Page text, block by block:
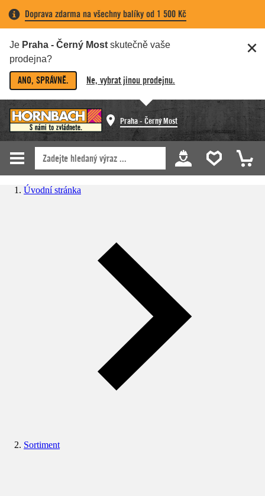
Doprava zdarma na všechny balíky od 1 500 Kč
Je Praha - Černý Most skutečně vaše
prodejna?
ANO, SPRÁVNĚ. Ne, vybrat jinou prodejnu.
Praha - Černý Most
Úvodní stránka
Sortiment